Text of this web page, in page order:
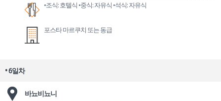
•조식: 호텔식 •중식: 자유식 •석식: 자유식
포스타 마르쿠치 또는 동급
• 6일차
바뇨비뇨니